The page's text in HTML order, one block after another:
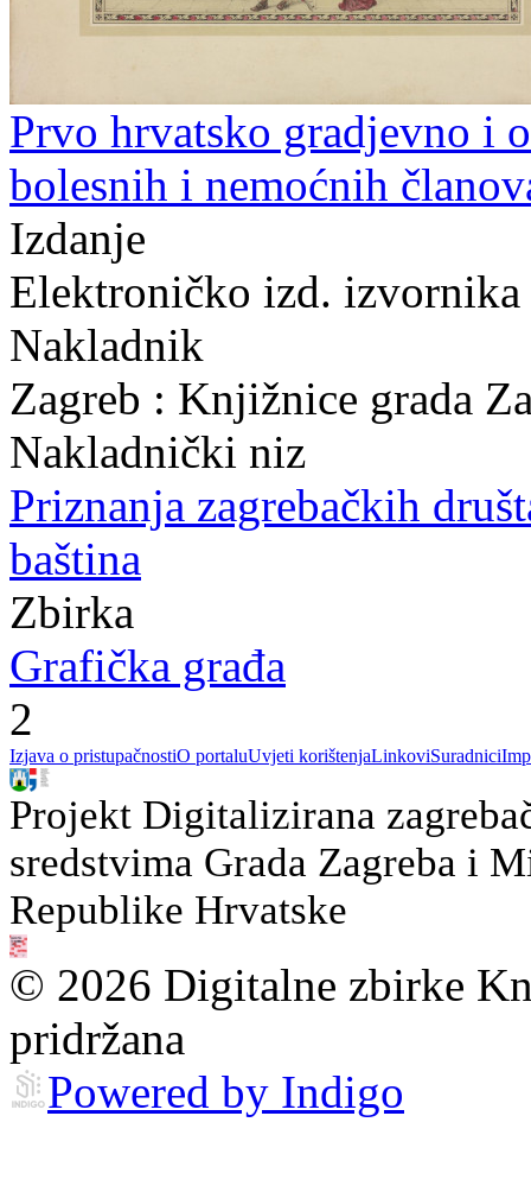
Prvo hrvatsko gradjevno i
bolesnih i nemoćnih
Izdanje
Elektroničko izd.
Nakladnik
Zagreb : Knjižnice grada
Nakladnički niz
Priznanja zagrebačkih
baština
Zbirka
Grafička građa
2
Izjava o pristupačnostiO portaluUvjeti korištenjaLinkoviSuradnici
Projekt Digitalizirana
sredstvima Grada Zagreba i
Republike Hrvatske
© 2026 Digitalne zbirke
pridržana
Powered by Indigo